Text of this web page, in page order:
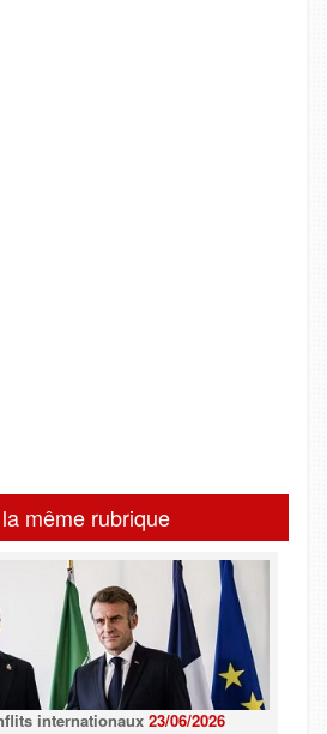
même rubrique
internationaux 23/06/2026